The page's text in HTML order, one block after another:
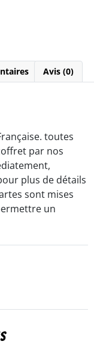
Avis (0)
toutes
par nos
plus de détails
sont mises
un